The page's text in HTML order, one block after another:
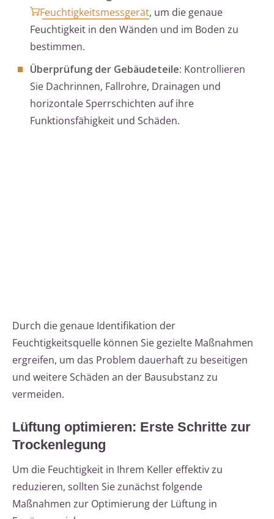
Feuchtigkeitsmessgerät, um die genaue
Feuchtigkeit in den Wänden und im Boden zu
bestimmen.
Überprüfung der Gebäudeteile: Kontrollieren
Sie Dachrinnen, Fallrohre, Drainagen und
horizontale Sperrschichten auf ihre
Funktionsfähigkeit und Schäden.
Durch die genaue Identifikation der
Feuchtigkeitsquelle können Sie gezielte Maßnahmen
ergreifen, um das Problem dauerhaft zu beseitigen
und weitere Schäden an der Bausubstanz zu
vermeiden.
Lüftung optimieren: Erste Schritte zur
Trockenlegung
Um die Feuchtigkeit in Ihrem Keller effektiv zu
reduzieren, sollten Sie zunächst folgende
Maßnahmen zur Optimierung der Lüftung in